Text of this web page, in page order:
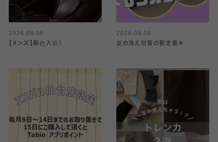
2026.08.08
【メンズ】新色入荷！
2026.08.08
夏の冷え対策の新定番🌟